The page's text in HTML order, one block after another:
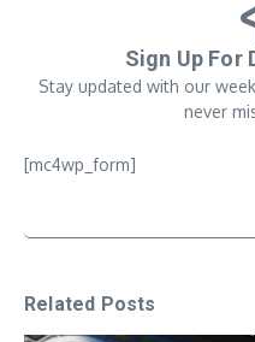
Sign Up For
Stay updated with our
never
[mc4wp_form]
Related Posts